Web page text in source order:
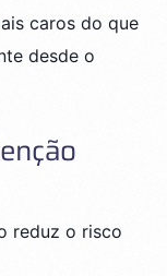
caros do que
desde o
reduz o risco